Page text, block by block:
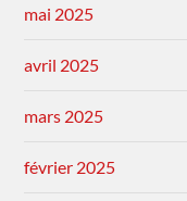
mai 2025
avril 2025
mars 2025
février 2025